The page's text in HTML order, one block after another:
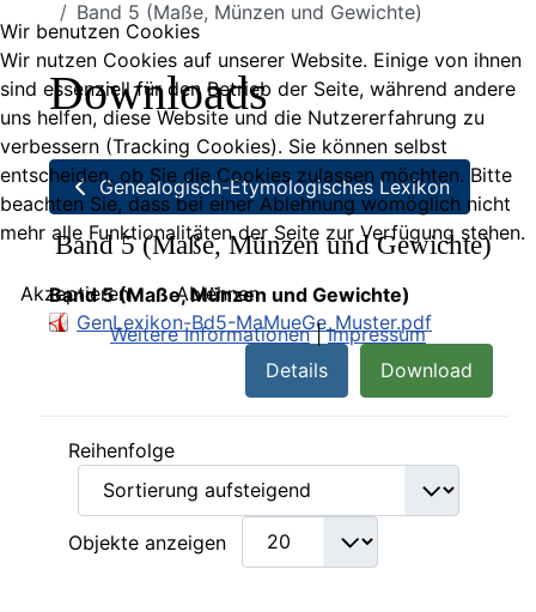
Band 5 (Maße, Münzen und Gewichte)
Downloads
Genealogisch-Etymologisches Lexikon
Band 5 (Maße, Münzen und Gewichte)
Band 5 (Maße, Münzen und Gewichte)
GenLexikon-Bd5-MaMueGe_Muster.pdf
Download
Details
Reihenfolge
Objekte anzeigen
Wir benutzen Cookies
Wir nutzen Cookies auf unserer Website. Einige von ihnen
sind essenziell für den Betrieb der Seite, während andere
uns helfen, diese Website und die Nutzererfahrung zu
verbessern (Tracking Cookies). Sie können selbst
entscheiden, ob Sie die Cookies zulassen möchten. Bitte
beachten Sie, dass bei einer Ablehnung womöglich nicht
mehr alle Funktionalitäten der Seite zur Verfügung stehen.
Akzeptieren
Ablehnen
Weitere Informationen|Impressum